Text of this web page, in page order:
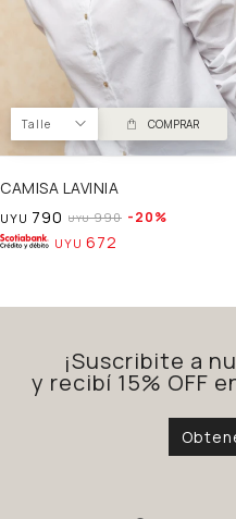
Talle COMPRAR
CAMISA LAVINIA
UYU 790 UYU 990 20
UYU 672
¡Suscribite a
y recibí 15% OFF